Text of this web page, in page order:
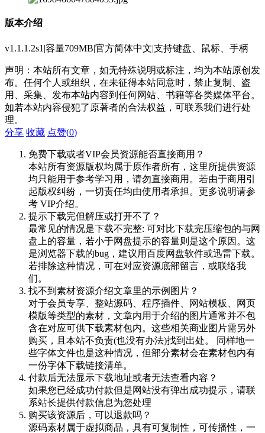
版本介绍
v1.1.1.2s1|容量709MB|官方简体中文|支持键盘、鼠标、手柄
声明：本站所有文章，如无特殊说明或标注，均为本站原创发
布。任何个人或组织，在未征得本站同意时，禁止复制、盗
用、采集、发布本站内容到任何网站、书籍等各类媒体平台。
如若本站内容侵犯了原著者的合法权益，可联系我们进行处
理。
分享 收藏 点赞(0)
免费下载或者VIP会员资源能否直接商用？
本站所有资源版权均属于原作者所有，这里所提供资源
均只能用于参考学习用，请勿直接商用。若由于商用引
起版权纠纷，一切责任均由使用者承担。更多说明请参
考 VIP介绍。
提示下载完但解压或打开不了？
最常见的情况是下载不完整: 可对比下载完压缩包的与网
盘上的容量，若小于网盘提示的容量则是这个原因。这
是浏览器下载的bug，建议用百度网盘软件或迅雷下载。
若排除这种情况，可在对应资源底部留言，或联络我
们。
找不到素材资源介绍文章里的示例图片？
对于会员专享、整站源码、程序插件、网站模板、网页
模版等类型的素材，文章内用于介绍的图片通常并不包
含在对应可供下载素材包内。这些相关商业图片需另外
购买，且本站不负责(也没有办法)找到出处。 同样地一
些字体文件也是这种情况，但部分素材会在素材包内有
一份字体下载链接清单。
付款后无法显示下载地址或者无法查看内容？
如果您已经成功付款但是网站没有弹出成功提示，请联
系站长提供付款信息为您处理
购买该资源后，可以退款吗？
源码素材属于虚拟商品，具有可复制性，可传播性，一